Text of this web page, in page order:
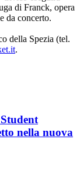
di Franck, opera
da concerto.
della Spezia (tel.
.
nella nuova